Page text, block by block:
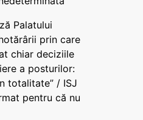
Palatului
prin care
chiar deciziile
a posturilor:
totalitate” / ISJ
pentru că nu